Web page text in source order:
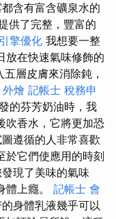
含有富含礦泉水的
供了完整，豐富的
擎優化 我想要一整
放在快速氣味修飾的
層皮膚來消除鈍，
燴 記帳士 稅務申
的芬芳奶油時，我
吹香水，它將更加恐
遵循的人非常喜歡
於它們使應用的時刻
現了美味的氣味
體上癮。 記帳士 會
身體乳液幾乎可以